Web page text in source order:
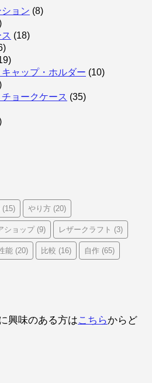
ョン (8)
(18)
ャップ・ホルダー (10)
ョークケース (35)
(15) やり方 (20)
ショップ(9) レザークラフト (3)
能 (20) 比較 (16) 自作 (65)
興味のある方はこちらからど